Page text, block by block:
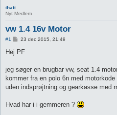
thatt
Nyt Medlem
vw 1.4 16v Motor
#1
d
g
23 dec 2015, 21:49
Hej PF
jeg søger en brugbar vw, seat 1.4
kommer fra en polo 6n med
uden indsprøjtning og gearkasse med
Hvad har i i gemmeren ?